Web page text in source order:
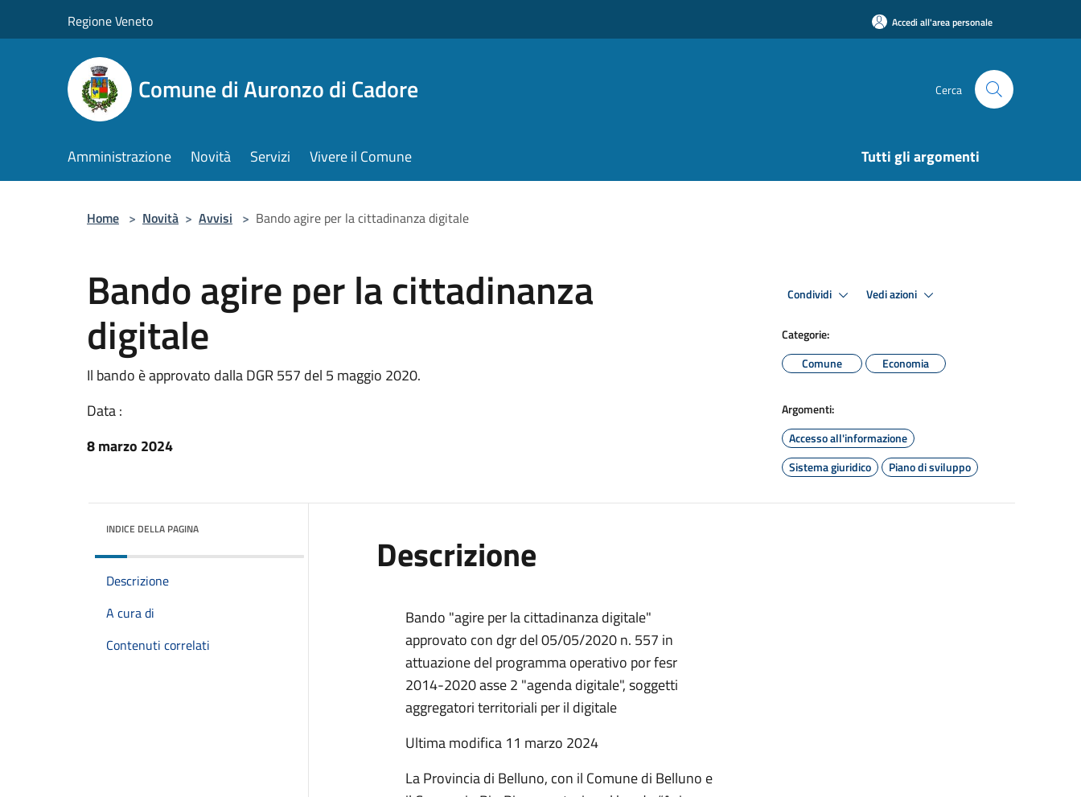
Regione Veneto Accedi all'area personale
Comune di Auronzo di Cadore Cerca
Amministrazione Novità Servizi Vivere il Comune Tutti gli argomenti
Home > Novità > Avvisi > Bando agire per la cittadinanza digitale
Bando agire per la cittadinanza
digitale
Il bando è approvato dalla DGR 557 del 5 maggio 2020.
Data :
8 marzo 2024
Condividi Vedi azioni
Categorie:
Comune
Economia
Argomenti:
Accesso all'informazione
Sistema giuridico
Piano di sviluppo
INDICE DELLA PAGINA
Descrizione
A cura di
Contenuti correlati
Descrizione
Bando "agire per la cittadinanza digitale"
approvato con dgr del 05/05/2020 n. 557 in
attuazione del programma operativo por fesr
2014-2020 asse 2 "agenda digitale", soggetti
aggregatori territoriali per il digitale
Ultima modifica 11 marzo 2024
La Provincia di Belluno, con il Comune di Belluno e